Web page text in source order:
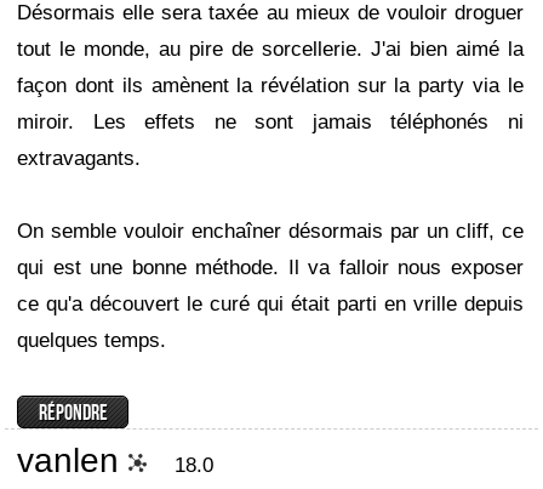
Désormais elle sera taxée au mieux de vouloir droguer
tout le monde, au pire de sorcellerie. J'ai bien aimé la
façon dont ils amènent la révélation sur la party via le
miroir. Les effets ne sont jamais téléphonés ni
extravagants.
On semble vouloir enchaîner désormais par un cliff, ce
qui est une bonne méthode. Il va falloir nous exposer
ce qu'a découvert le curé qui était parti en vrille depuis
quelques temps.
vanlen
18.0